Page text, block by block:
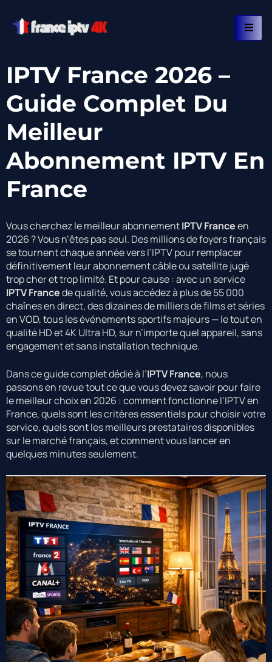
IPTV France 2026 –
Guide Complet Du
Meilleur
Abonnement IPTV En
France
Vous cherchez le meilleur abonnementIPTV Franceen
2026 ? Vous n’êtes pas seul. Des millions de foyers français
se tournent chaque année vers l’IPTV pour remplacer
définitivement leur abonnement câble ou satellite jugé
trop cher et trop limité. Et pour cause : avec un service
IPTV Francede qualité, vous accédez à plus de 55 000
chaînes en direct, des dizaines de milliers de films et séries
en VOD, tous les événements sportifs majeurs — le tout en
qualité HD et 4K Ultra HD, sur n’importe quel appareil, sans
engagement et sans installation technique.
Dans ce guide complet dédié à l’IPTV France, nous
passons en revue tout ce que vous devez savoir pour faire
le meilleur choix en 2026 : comment fonctionne l’IPTV en
France, quels sont les critères essentiels pour choisir votre
service, quels sont les meilleurs prestataires disponibles
sur le marché français, et comment vous lancer en
quelques minutes seulement.